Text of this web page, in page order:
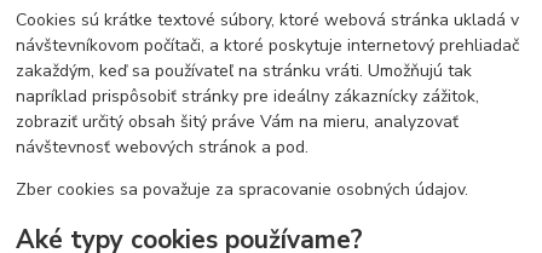
Cookies sú krátke textové súbory, ktoré webová stránka ukladá v
návštevníkovom počítači, a ktoré poskytuje internetový prehliadač
zakaždým, keď sa používateľ na stránku vráti. Umožňujú tak
napríklad prispôsobiť stránky pre ideálny zákaznícky zážitok,
zobraziť určitý obsah šitý práve Vám na mieru, analyzovať
návštevnosť webových stránok a pod.
Zber cookies sa považuje za spracovanie osobných údajov.
Aké typy cookies používame?